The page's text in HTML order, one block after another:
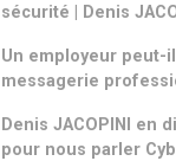
sécurité | Denis
Un employeur peut-
messagerie
Denis JACOPINI en
pour nous parler